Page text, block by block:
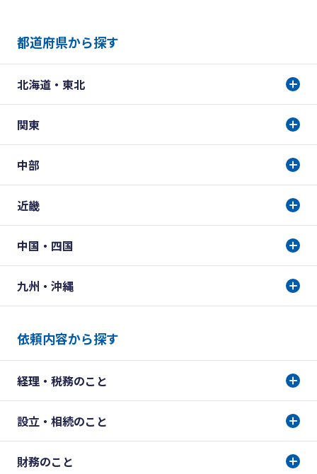
都道府県から探す
北海道・東北
関東
中部
近畿
中国・四国
九州・沖縄
依頼内容から探す
経理・税務のこと
設立・相続のこと
財務のこと